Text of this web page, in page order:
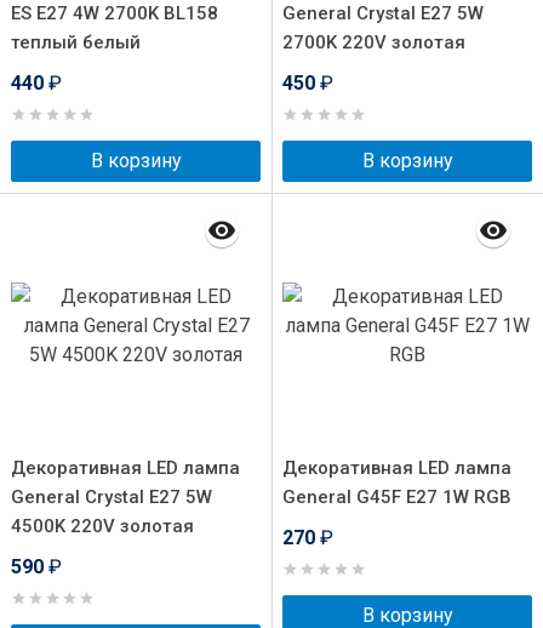
ES E27 4W 2700K BL158
теплый белый
440 ₽
В корзину
General Crystal E27 5W
2700K 220V золотая
450 ₽
В корзину
Декоративная LED лампа
General Crystal E27 5W
4500K 220V золотая
590 ₽
Декоративная LED лампа
General G45F E27 1W RGB
270 ₽
В корзину